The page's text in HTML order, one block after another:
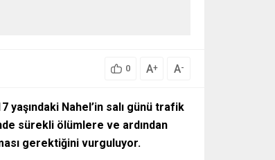
0 A+ A-
Nahel’in salı günü trafik
sürekli ölümlere ve ardından
gerektiğini vurguluyor.